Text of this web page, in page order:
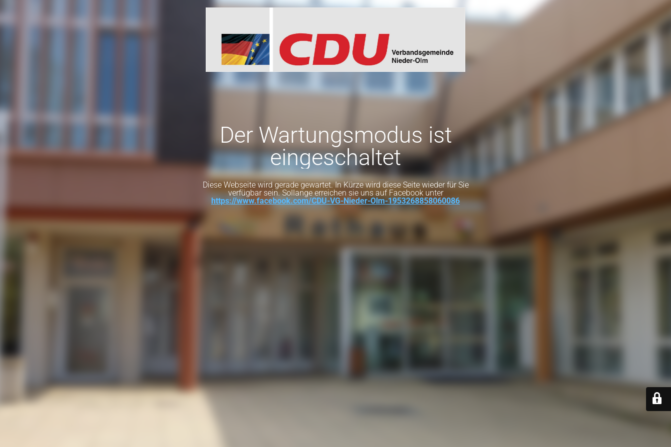
Der Wartungsmodus ist
eingeschaltet
Diese Webseite wird gerade gewartet. In Kürze wird diese Seite wieder für Sie
verfügbar sein. Sollange erreichen sie uns auf Facebook unter
https://www.facebook.com/CDU-VG-Nieder-Olm-1953268858060086